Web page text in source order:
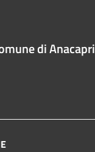
di Anacapri